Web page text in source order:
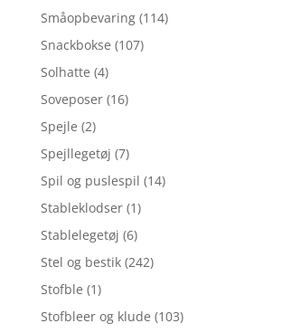
Småopbevaring (114)
Snackbokse (107)
Solhatte (4)
Soveposer (16)
Spejle (2)
Spejllegetøj (7)
Spil og puslespil (14)
Stableklodser (1)
Stablelegetøj (6)
Stel og bestik (242)
Stofble (1)
Stofbleer og klude (103)